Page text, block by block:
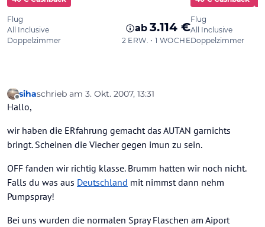
Offline
sihaschrieb am 3. Okt. 2007, 13:31
zuletzt editiert von
Hallo,
wir haben die ERfahrung gemacht das AUTAN garnichts
bringt. Scheinen die Viecher gegen imun zu sein.
OFF fanden wir richtig klasse. Brumm hatten wir noch nicht.
Falls du was aus Deutschland mit nimmst dann nehm
Pumpspray!
Bei uns wurden die normalen Spray Flaschen am Aiport